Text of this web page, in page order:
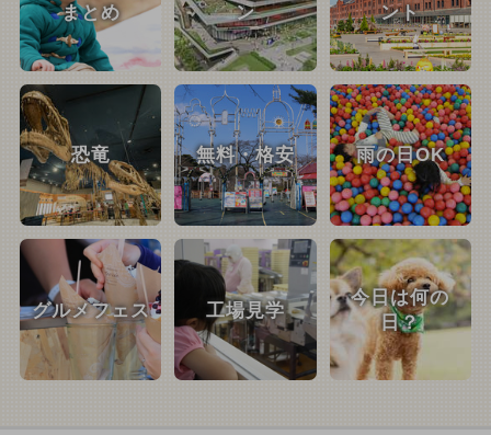
まとめ
ン
ント
恐竜 無料・格安 雨の日OK
グルメフェス 工場見学
今日は何の
日？